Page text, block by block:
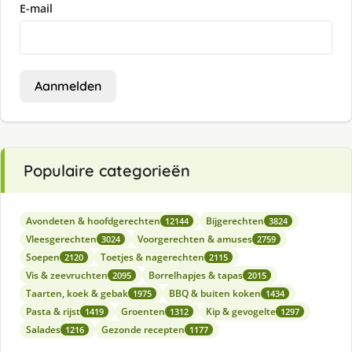
E-mail
Aanmelden
Populaire categorieën
Avondeten & hoofdgerechten 12144 Bijgerechten 3824
Vleesgerechten 3024 Voorgerechten & amuses 2759
Soepen 2120 Toetjes & nagerechten 2115
Vis & zeevruchten 2095 Borrelhapjes & tapas 2015
Taarten, koek & gebak 1975 BBQ & buiten koken 1434
Pasta & rijst 1419 Groenten 1312 Kip & gevogelte 1297
Salades 1216 Gezonde recepten 1177